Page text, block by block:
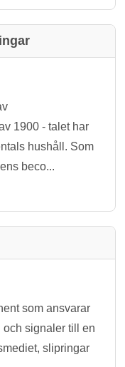
1900 - talet har
hushåll. Som
beco...
som ansvarar
och signaler till en
slipringar